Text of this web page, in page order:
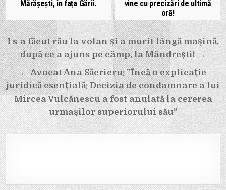
Mărășești, în fața Gării.
vine cu precizări de ultimă
oră!
Navigare
în
articole
I s-a făcut rău la volan și a murit lângă mașină,
după ce a ajuns pe câmp, la Mândrești! →
← Avocat Ana Săcrieru: ”Încă o explicație
juridică esențială: Decizia de condamnare a lui
Mircea Vulcănescu a fost anulată la cererea
urmașilor superiorului său”